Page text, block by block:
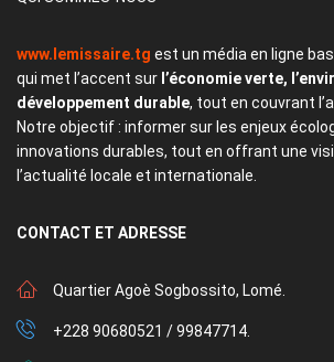
www.lemissaire.tg est un média en ligne
qui met l’accent sur l’économie verte,
développement durable, tout en couvrant
Notre objectif : informer sur les enjeux
innovations durables, tout en offrant une
l’actualité locale et internationale.
CONTACT ET ADRESSE
Quartier Agoè Sogbossito, Lomé.
+228 90680521 / 99847714.